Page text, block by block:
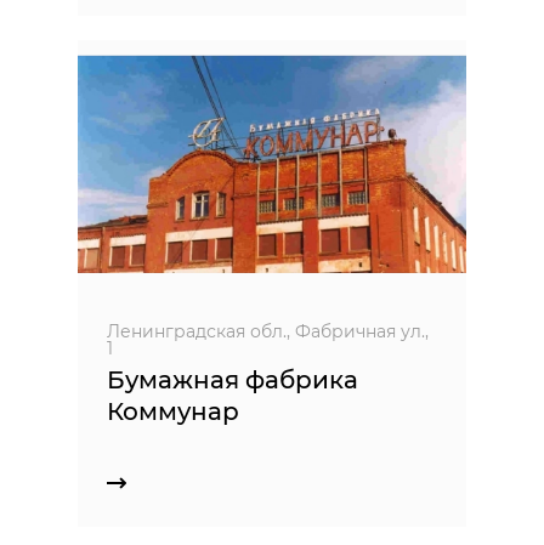
Ленинградская обл., Фабричная ул.,
1
Бумажная фабрика
Коммунар